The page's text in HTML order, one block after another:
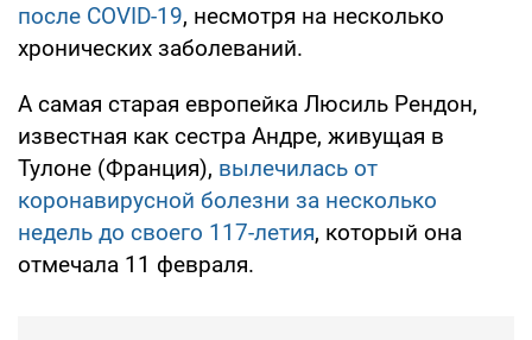
после COVID-19, несмотря на несколько
хронических заболеваний.
А самая старая европейка Люсиль Рендон,
известная как сестра Андре, живущая в
Тулоне (Франция), вылечилась от
коронавирусной болезни за несколько
недель до своего 117-летия, который она
отмечала 11 февраля.